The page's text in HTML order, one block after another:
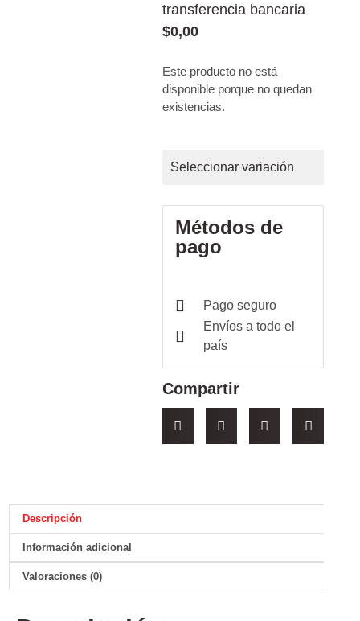
transferencia bancaria
$0,00
Este producto no está
disponible porque no quedan
existencias.
Seleccionar variación
Métodos de
pago
Pago seguro
Envíos a todo el
país
Compartir
Descripción
Información adicional
Valoraciones (0)